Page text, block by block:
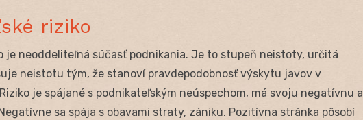
riziko
je neoddeliteľná súčasť podnikania. Je to stupeň neistoty, určitá
neistotu tým, že stanoví pravdepodobnosť výskytu javov v
je spájané s podnikateľským neúspechom, má svoju negatívnu a
sa spája s obavami straty, zániku. Pozitívna stránka pôsobí